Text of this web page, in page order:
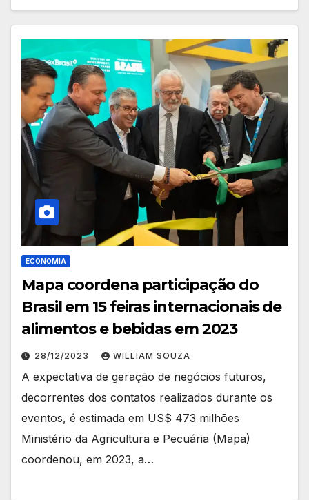
ECONOMIA
Mapa coordena participação do
Brasil em 15 feiras internacionais de
alimentos e bebidas em 2023
28/12/2023 WILLIAM SOUZA
A expectativa de geração de negócios futuros,
decorrentes dos contatos realizados durante os
eventos, é estimada em US$ 473 milhões
Ministério da Agricultura e Pecuária (Mapa)
coordenou, em 2023, a…